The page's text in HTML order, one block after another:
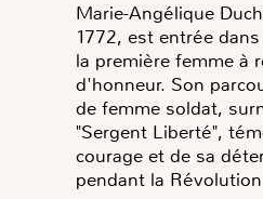
Marie-Angélique
1772, est entrée
la première femme à
d'honneur. Son
de femme soldat,
"Sergent Liberté",
courage et de sa
pendant la